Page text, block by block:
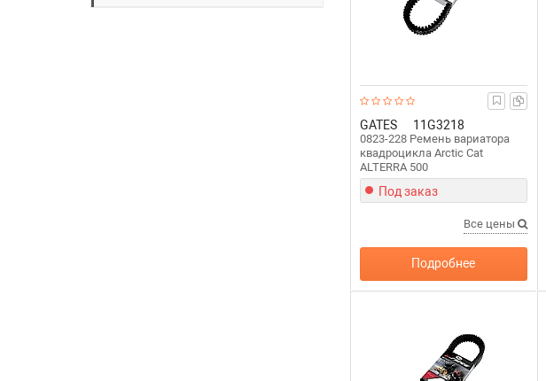
GATES 11G3218
0823-228 Ремень вариатора
квадроцикла Arctic Cat
ALTERRA 500
Под заказ
Все цены
Подробнее